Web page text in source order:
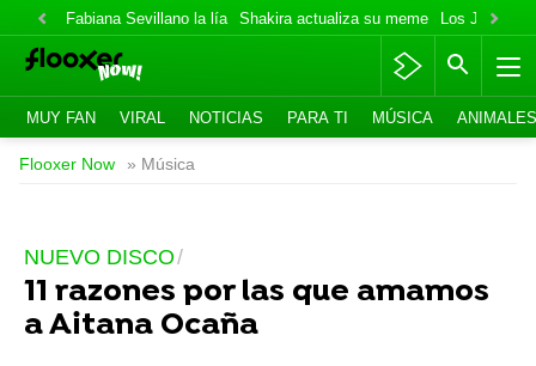
Fabiana Sevillano la lía Shakira actualiza su meme Los Jonas
MUY FAN VIRAL NOTICIAS PARA TI MÚSICA ANIMALES
Flooxer Now » Música
NUEVO DISCO
11 razones por las que amamos
a Aitana Ocaña